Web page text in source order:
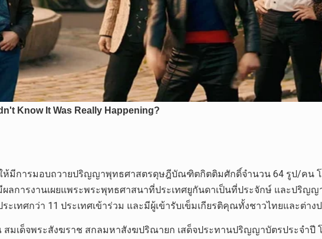
ห้มีการมอบถวายปริญญาพุทธศาสตรดุษฎีบัณฑิตกิตติมศักดิ์จำนวน 64 รูป/คน
ผลการงานเผยแพระพระพุทธศาสนาที่ประเทศยูกันดาเป็นที่ประจักษ์ และป
เทศกว่า 11 ประเทศเข้าร่วม และมีผู้เข้ารับเข็มเกียรติคุณทั้งชาวไทยและต่าง
มเด็จพระสังฆราช สกลมหาสังฆปริณายก เสด็จประทานปริญญาบัตรประจำ